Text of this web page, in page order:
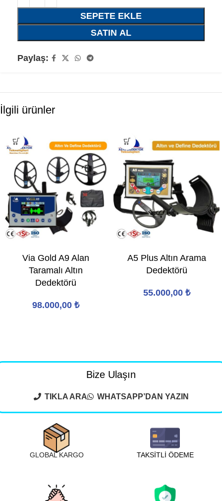
SEPETE EKLE
SATIN AL
Paylaş:
İlgili ürünler
Via Gold A9 Alan
Taramalı Altın
Dedektörü
98.000,00 ₺
A5 Plus Altın Arama
Dedektörü
55.000,00 ₺
Bize Ulaşın
TIKLA ARA WHATSAPP’DAN YAZIN
GLOBAL KARGO TAKSİTLİ ÖDEME